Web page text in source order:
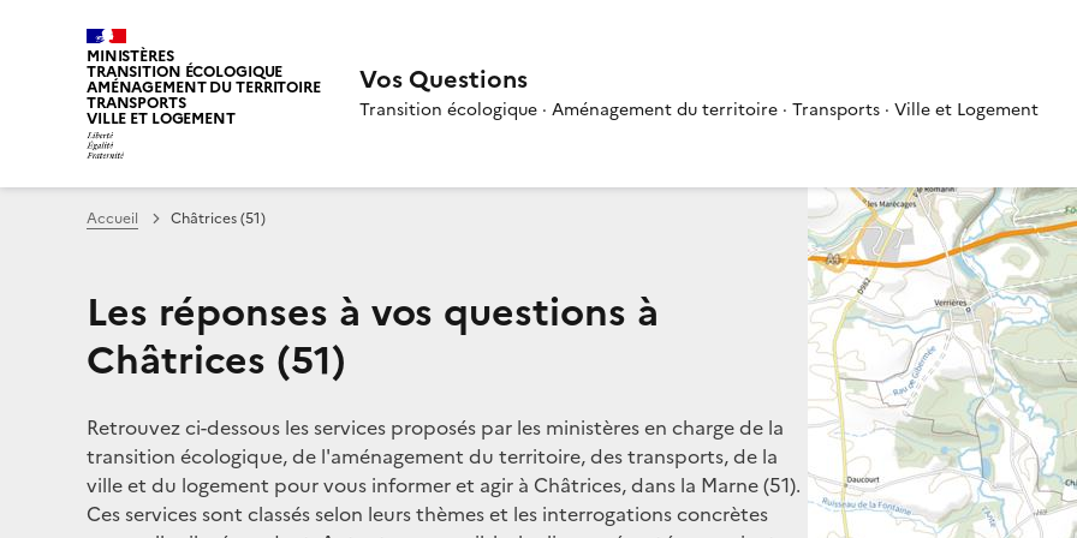
MINISTÈRES
TRANSITION ÉCOLOGIQUE
AMÉNAGEMENT DU TERRITOIRE
TRANSPORTS
VILLE ET LOGEMENT
Vos Questions
Transition écologique · Aménagement du territoire · Transports · Ville et Logement
Accueil Châtrices (51)
Les réponses à vos questions à
Châtrices (51)
Retrouvez ci-dessous les services proposés par les ministères en charge de la
transition écologique, de l'aménagement du territoire, des transports, de la
ville et du logement pour vous informer et agir à Châtrices, dans la Marne (51).
Ces services sont classés selon leurs thèmes et les interrogations concrètes